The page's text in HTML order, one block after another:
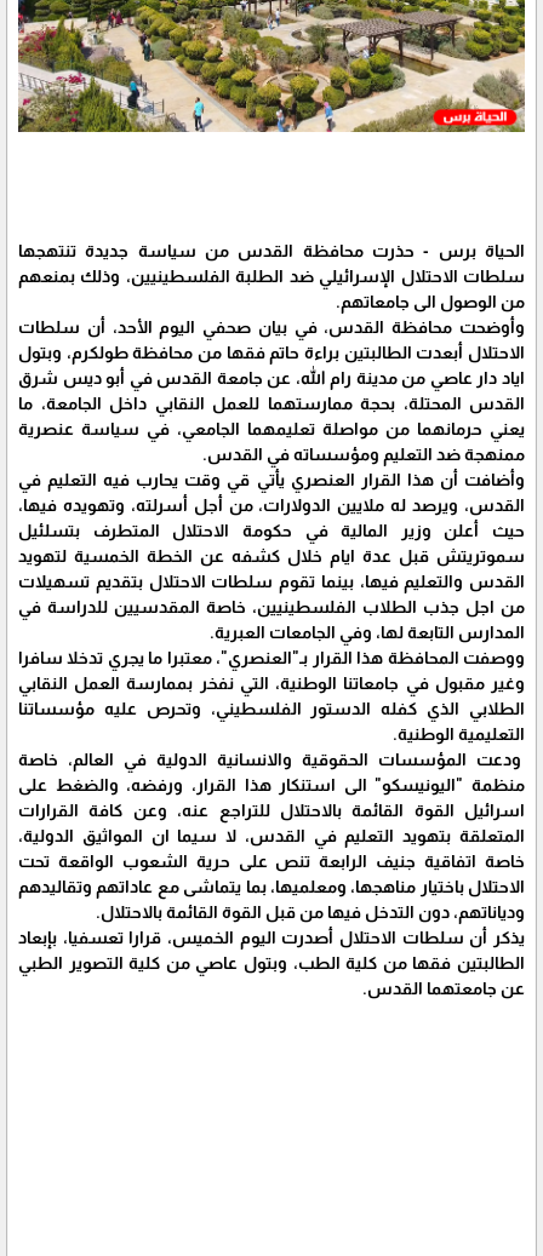
الحياة برس - حذرت محافظة القدس من سياسة جديدة تنتهجها
سلطات الاحتلال الإسرائيلي ضد الطلبة الفلسطينيين، وذلك بمنعهم
من الوصول الى جامعاتهم.
وأوضحت محافظة القدس، في بيان صحفي اليوم الأحد، أن سلطات
الاحتلال أبعدت الطالبتين براءة حاتم فقها من محافظة طولكرم، وبتول
اياد دار عاصي من مدينة رام الله، عن جامعة القدس في أبو ديس شرق
القدس المحتلة، بحجة ممارستهما للعمل النقابي داخل الجامعة، ما
يعني حرمانهما من مواصلة تعليمهما الجامعي، في سياسة عنصرية
ممنهجة ضد التعليم ومؤسساته في القدس.
وأضافت أن هذا القرار العنصري يأتي قي وقت يحارب فيه التعليم في
القدس، ويرصد له ملايين الدولارات، من أجل أسرلته، وتهويده فيها،
حيث أعلن وزير المالية في حكومة الاحتلال المتطرف بتسلئيل
سموتريتش قبل عدة ايام خلال كشفه عن الخطة الخمسية لتهويد
القدس والتعليم فيها، بينما تقوم سلطات الاحتلال بتقديم تسهيلات
من اجل جذب الطلاب الفلسطينيين، خاصة المقدسيين للدراسة في
المدارس التابعة لها، وفي الجامعات العبرية.
ووصفت المحافظة هذا القرار بـ"العنصري"، معتبرا ما يجري تدخلا سافرا
وغير مقبول في جامعاتنا الوطنية، التي نفخر بممارسة العمل النقابي
الطلابي الذي كفله الدستور الفلسطيني، وتحرص عليه مؤسساتنا
التعليمية الوطنية.
ودعت المؤسسات الحقوقية والانسانية الدولية في العالم، خاصة
منظمة "اليونيسكو" الى استنكار هذا القرار، ورفضه، والضغط على
اسرائيل القوة القائمة بالاحتلال للتراجع عنه، وعن كافة القرارات
المتعلقة بتهويد التعليم في القدس، لا سيما ان المواثيق الدولية،
خاصة اتفاقية جنيف الرابعة تنص على حرية الشعوب الواقعة تحت
الاحتلال باختيار مناهجها، ومعلميها، بما يتماشى مع عاداتهم وتقاليدهم
ودياناتهم، دون التدخل فيها من قبل القوة القائمة بالاحتلال.
يذكر أن سلطات الاحتلال أصدرت اليوم الخميس، قرارا تعسفيا، بإبعاد
الطالبتين فقها من كلية الطب، وبتول عاصي من كلية التصوير الطبي
عن جامعتهما القدس.